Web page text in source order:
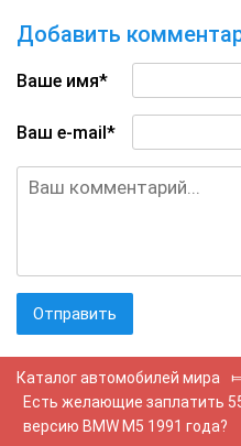
Добавить
Ваше имя*
Ваш e-mail*
Каталог автомобилей мира
Есть желающие заплатить
версию BMW M5 1991 года?